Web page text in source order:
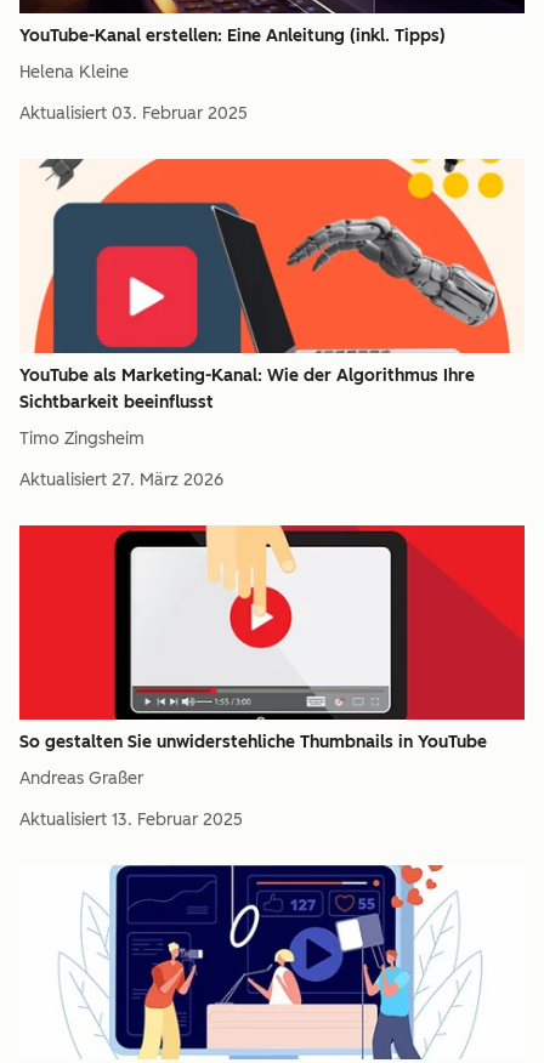
YouTube-Kanal erstellen: Eine Anleitung (inkl. Tipps)
Helena Kleine
Aktualisiert 03. Februar 2025
YouTube als Marketing-Kanal: Wie der Algorithmus Ihre
Sichtbarkeit beeinflusst
Timo Zingsheim
Aktualisiert 27. März 2026
So gestalten Sie unwiderstehliche Thumbnails in YouTube
Andreas Graßer
Aktualisiert 13. Februar 2025